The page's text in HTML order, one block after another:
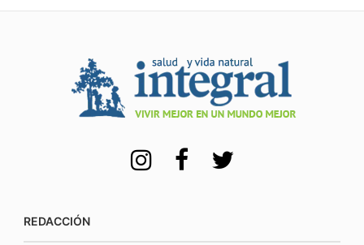
REDACCIÓN